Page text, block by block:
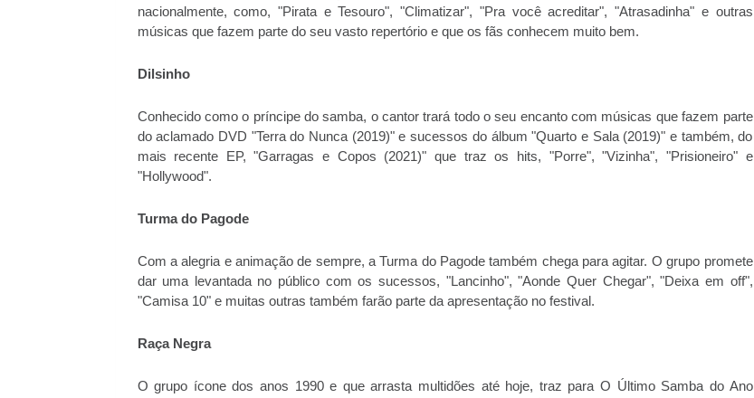
nacionalmente, como, "Pirata e Tesouro", "Climatizar", "Pra você acreditar", "Atrasadinha" e outras
músicas que fazem parte do seu vasto repertório e que os fãs conhecem muito bem.
Dilsinho
Conhecido como o príncipe do samba, o cantor trará todo o seu encanto com músicas que fazem parte
do aclamado DVD "Terra do Nunca (2019)" e sucessos do álbum "Quarto e Sala (2019)" e também, do
mais recente EP, "Garragas e Copos (2021)" que traz os hits, "Porre", "Vizinha", "Prisioneiro" e
"Hollywood".
Turma do Pagode
Com a alegria e animação de sempre, a Turma do Pagode também chega para agitar. O grupo promete
dar uma levantada no público com os sucessos, "Lancinho", "Aonde Quer Chegar", "Deixa em off",
"Camisa 10" e muitas outras também farão parte da apresentação no festival.
Raça Negra
O grupo ícone dos anos 1990 e que arrasta multidões até hoje, traz para O Último Samba do Ano